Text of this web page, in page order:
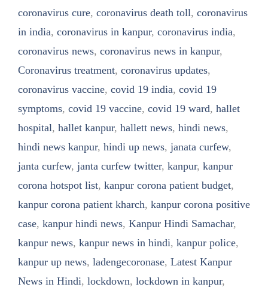
coronavirus cure, coronavirus death toll, coronavirus
in india, coronavirus in kanpur, coronavirus india,
coronavirus news, coronavirus news in kanpur,
Coronavirus treatment, coronavirus updates,
coronavirus vaccine, covid 19 india, covid 19
symptoms, covid 19 vaccine, covid 19 ward, hallet
hospital, hallet kanpur, hallett news, hindi news,
hindi news kanpur, hindi up news, janata curfew,
janta curfew, janta curfew twitter, kanpur, kanpur
corona hotspot list, kanpur corona patient budget,
kanpur corona patient kharch, kanpur corona positive
case, kanpur hindi news, Kanpur Hindi Samachar,
kanpur news, kanpur news in hindi, kanpur police,
kanpur up news, ladengecoronase, Latest Kanpur
News in Hindi, lockdown, lockdown in kanpur,